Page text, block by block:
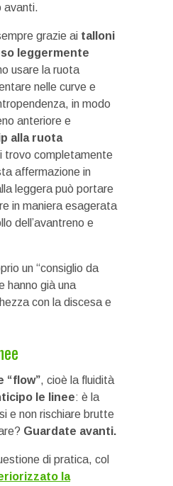
avanti.
grazie ai talloni
leggermente
usare la ruota
nelle curve e
in modo
anteriore e
alla ruota
trovo completamente
affermazione in
leggera può portare
in maniera esagerata
dell’avantreno e
un “consiglio da
hanno già una
con la discesa e
“flow”, cioè la fluidità
le linee: è la
e non rischiare brutte
Guardate avanti.
di pratica, col
la